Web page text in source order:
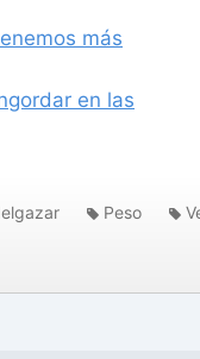
más
en las
Peso